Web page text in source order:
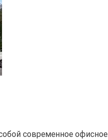
современное